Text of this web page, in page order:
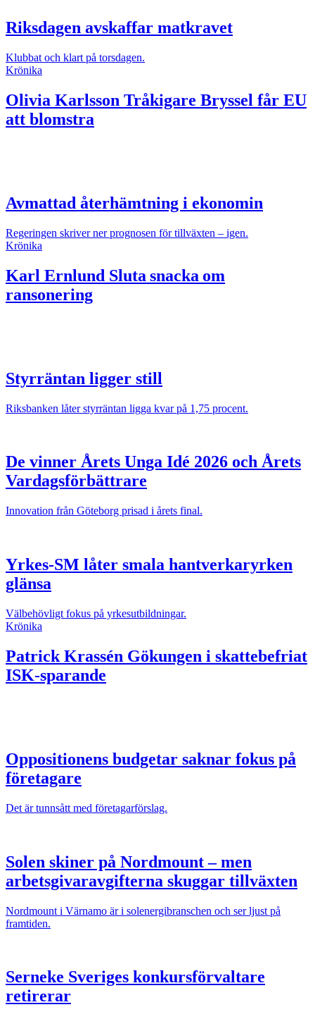
Riksdagen avskaffar matkravet
Klubbat och klart på torsdagen.
Krönika
Olivia Karlsson Tråkigare Bryssel får EU
att blomstra
Avmattad återhämtning i ekonomin
Regeringen skriver ner prognosen för tillväxten – igen.
Krönika
Karl Ernlund Sluta snacka om
ransonering
Styrräntan ligger still
Riksbanken låter styrräntan ligga kvar på 1,75 procent.
De vinner Årets Unga Idé 2026 och Årets
Vardagsförbättrare
Innovation från Göteborg prisad i årets final.
Yrkes-SM låter smala hantverkaryrken
glänsa
Välbehövligt fokus på yrkesutbildningar.
Krönika
Patrick Krassén Gökungen i skattebefriat
ISK-sparande
Oppositionens budgetar saknar fokus på
företagare
Det är tunnsått med företagarförslag.
Solen skiner på Nordmount – men
arbetsgivaravgifterna skuggar tillväxten
Nordmount i Värnamo är i solenergibranschen och ser ljust på
framtiden.
Serneke Sveriges konkursförvaltare
retirerar